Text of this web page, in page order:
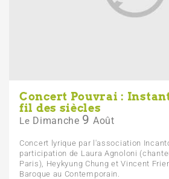
Concert Pouvrai :
fil des siècles
Le Dimanche 9 Août
Concert lyrique par l'association
participation de Laura Agnoloni
Paris), Heykyung Chung et Vincent
Baroque au Contemporain.